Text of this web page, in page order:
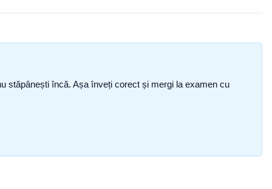
stăpânești încă. Așa înveți corect și mergi la examen cu